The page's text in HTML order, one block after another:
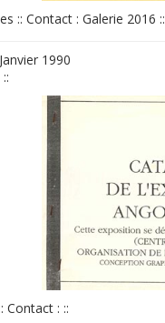
:: Contact : Galerie 2016 ::
1990
::
Contact : ::